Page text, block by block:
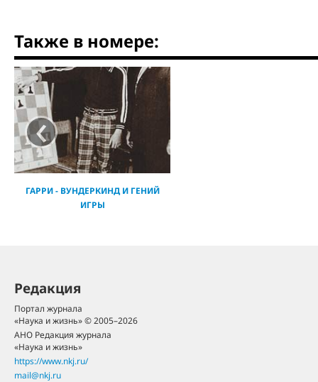
Также в номере:
ГАРРИ - ВУНДЕРКИНД И ГЕНИЙ
ИГРЫ
‹
Редакция
Портал журнала
«Наука и жизнь» © 2005–2026
АНО Редакция журнала
«Наука и жизнь»
https://www.nkj.ru/
mail@nkj.ru